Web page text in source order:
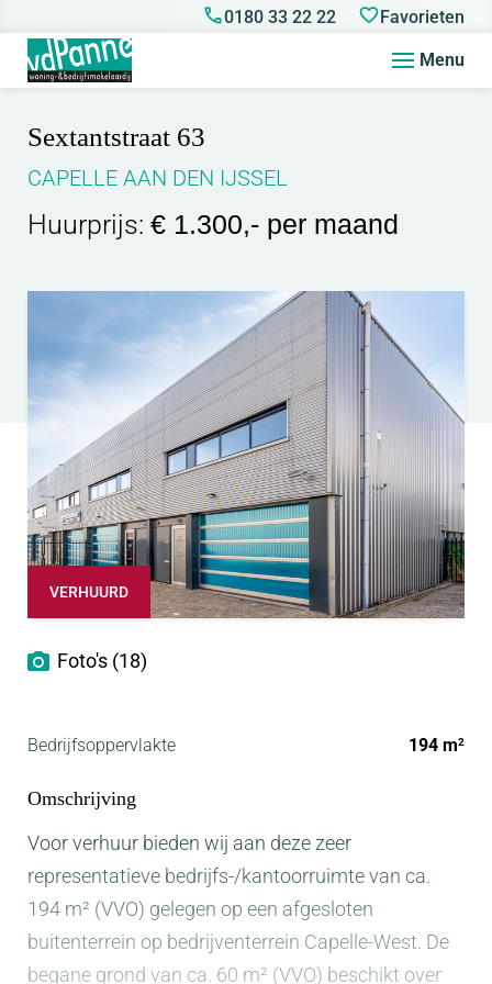
0180 33 22 22 Favorieten
Menu
Sextantstraat 63
CAPELLE AAN DEN IJSSEL
Huurprijs: € 1.300,- per maand
VERHUURD
Foto's (18)
Bedrijfsoppervlakte 194 m2
Omschrijving
Voor verhuur bieden wij aan deze zeer
representatieve bedrijfs-/kantoorruimte van ca.
194 m² (VVO) gelegen op een afgesloten
buitenterrein op bedrijventerrein Capelle-West. De
begane grond van ca. 60 m² (VVO) beschikt over